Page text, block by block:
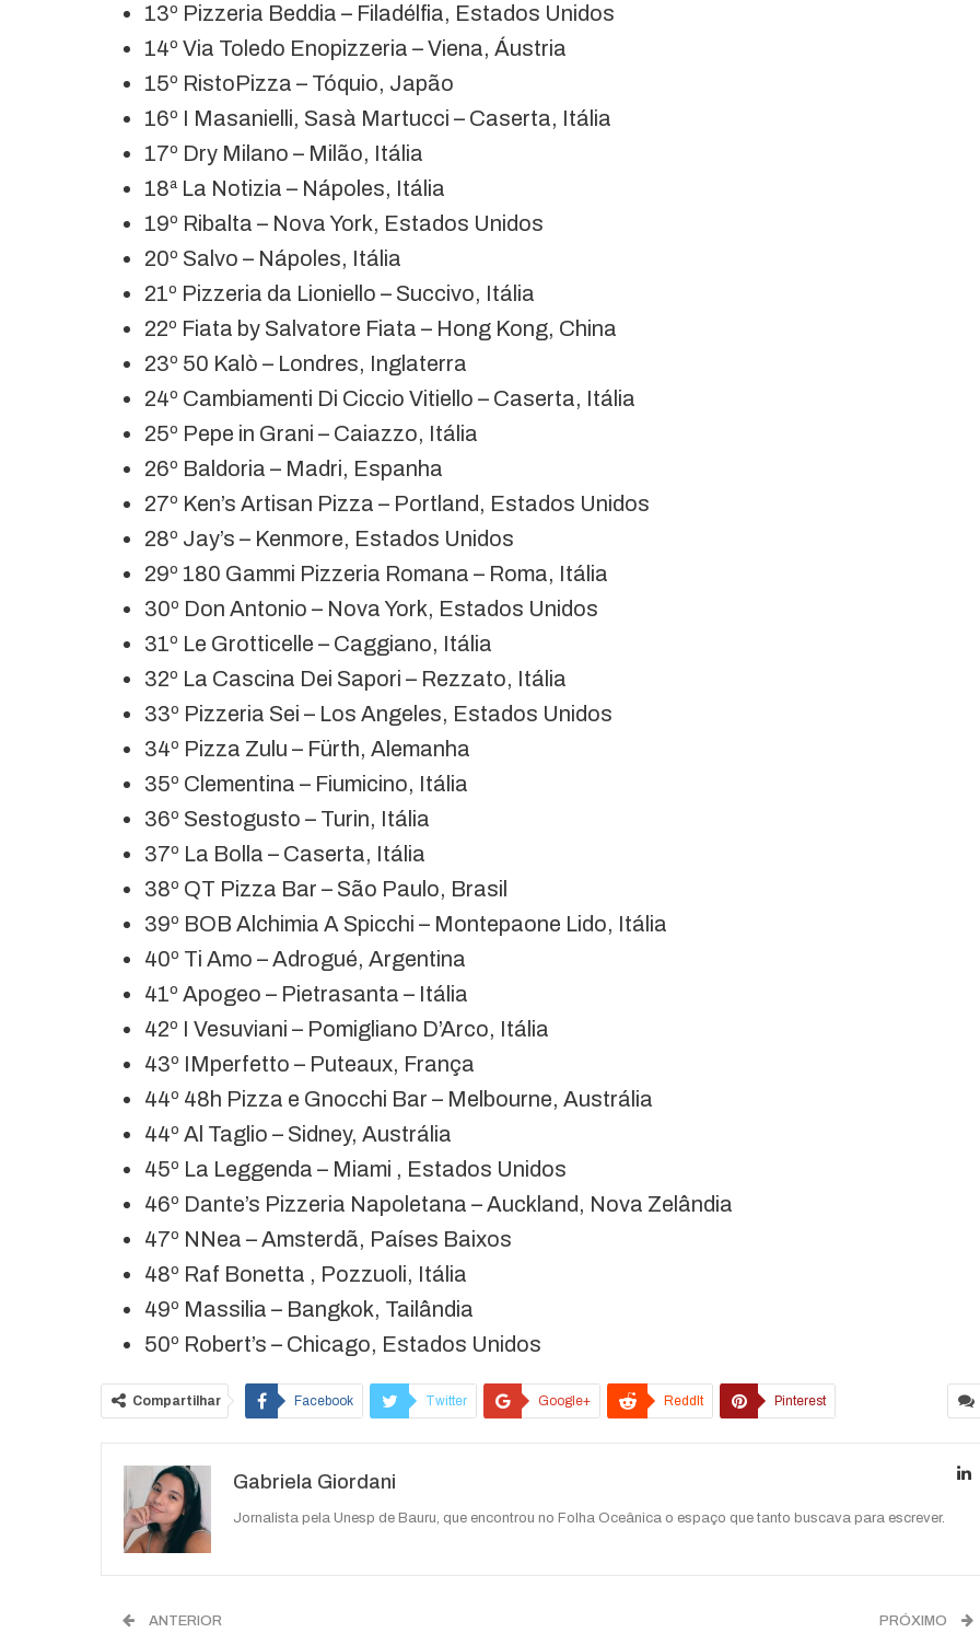
13º Pizzeria Beddia – Filadélfia, Estados Unidos
14º Via Toledo Enopizzeria – Viena, Áustria
15º RistoPizza – Tóquio, Japão
16º I Masanielli, Sasà Martucci – Caserta, Itália
17º Dry Milano – Milão, Itália
18ª La Notizia – Nápoles, Itália
19º Ribalta – Nova York, Estados Unidos
20º Salvo – Nápoles, Itália
21º Pizzeria da Lioniello – Succivo, Itália
22º Fiata by Salvatore Fiata – Hong Kong, China
23º 50 Kalò – Londres, Inglaterra
24º Cambiamenti Di Ciccio Vitiello – Caserta, Itália
25º Pepe in Grani – Caiazzo, Itália
26º Baldoria – Madri, Espanha
27º Ken’s Artisan Pizza – Portland, Estados Unidos
28º Jay’s – Kenmore, Estados Unidos
29º 180 Gammi Pizzeria Romana – Roma, Itália
30º Don Antonio – Nova York, Estados Unidos
31º Le Grotticelle – Caggiano, Itália
32º La Cascina Dei Sapori – Rezzato, Itália
33º Pizzeria Sei – Los Angeles, Estados Unidos
34º Pizza Zulu – Fürth, Alemanha
35º Clementina – Fiumicino, Itália
36º Sestogusto – Turin, Itália
37º La Bolla – Caserta, Itália
38º QT Pizza Bar – São Paulo, Brasil
39º BOB Alchimia A Spicchi – Montepaone Lido, Itália
40º Ti Amo – Adrogué, Argentina
41º Apogeo – Pietrasanta – Itália
42º I Vesuviani – Pomigliano D’Arco, Itália
43º IMperfetto – Puteaux, França
44º 48h Pizza e Gnocchi Bar – Melbourne, Austrália
44º Al Taglio – Sidney, Austrália
45º La Leggenda – Miami , Estados Unidos
46º Dante’s Pizzeria Napoletana – Auckland, Nova Zelândia
47º NNea – Amsterdã, Países Baixos
48º Raf Bonetta , Pozzuoli, Itália
49º Massilia – Bangkok, Tailândia
50º Robert’s – Chicago, Estados Unidos
Compartilhar Facebook Twitter Google+ ReddIt Pinterest
Gabriela Giordani
Jornalista pela Unesp de Bauru, que encontrou no Folha Oceânica o espaço que tanto buscava para escrever.
ANTERIOR PRÓXIMO